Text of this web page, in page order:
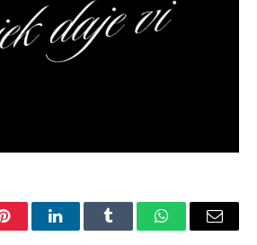
PinterestLinkedInTumblr WhatsAppEmail